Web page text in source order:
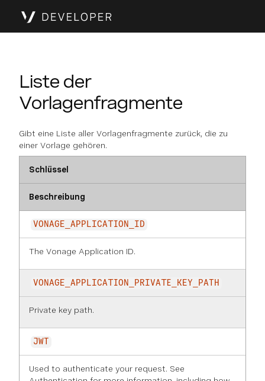
Liste der
Vorlagenfragmente
Gibt eine Liste aller Vorlagenfragmente zurück, die zu
einer Vorlage gehören.
Schlüssel
Beschreibung
VONAGE_APPLICATION_ID
The Vonage Application ID.
VONAGE_APPLICATION_PRIVATE_KEY_PATH
Private key path.
JWT
Used to authenticate your request. See